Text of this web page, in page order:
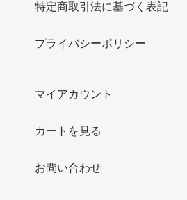
特定商取引法に基づく表記
プライバシーポリシー
マイアカウント
カートを見る
お問い合わせ